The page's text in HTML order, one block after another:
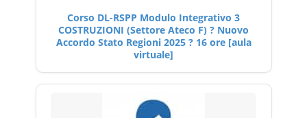
Corso DL-RSPP Modulo Integrativo 3
COSTRUZIONI (Settore Ateco F) ? Nuovo
Accordo Stato Regioni 2025 ? 16 ore [aula
virtuale]